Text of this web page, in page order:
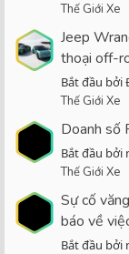
Thế Giới Xe
Jeep
thoại off-
Bắt đầu bởi
Thế Giới Xe
Doanh số
Bắt đầu bởi
Thế Giới Xe
Sự cố
báo về
Bắt đầu bởi